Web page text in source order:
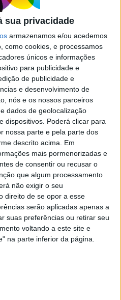
sua privacidade
armazenamos e/ou acedemos
como cookies, e processamos
únicos e informações
para publicidade e
de publicidade e
e desenvolvimento de
nós e os nossos parceiros
dados de geolocalização
dispositivos. Poderá clicar para
nossa parte e pela parte dos
descrito acima. Em
mais pormenorizadas e
de consentir ou recusar o
que algum processamento
não exigir o seu
direito de se opor a esse
serão aplicadas apenas a
suas preferências ou retirar seu
voltando a este site e
na parte inferior da página.
média, um
esta quinta-feira
anual dos
é superior ao salário